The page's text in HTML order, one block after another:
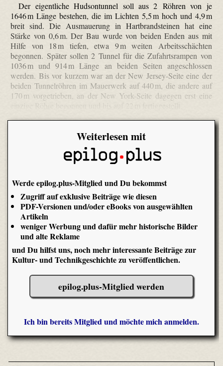
Der eigentliche Hudson­tunnel soll aus 2 Röhren von je
1646 m Länge bestehen, die im Lichten 5,5 m hoch und 4,9 m
breit sind. Die Aus­mauerung in Hartbrandsteinen hat eine
Stärke von 0,6 m. Der Bau wurde von beiden Enden aus mit
Hilfe von 18 m tiefen, etwa 9 m weiten Arbeitsschächten
begonnen. Später sollen 2 Tunnel für die Zufahrtsrampen von
1036 m und 914 m Länge an beiden Seiten angeschlossen
werden. Bis vor kurzem war an der New Jersey-Seite eine der
beiden Tunnelröhren im Mauerwerk auf 440 m, die andere auf
170 m vorgetrieben, an der New York-Seite dagegen erst eine
einzige Röhre begonnen und bis auf 22 m fertiggestellt.
Weiterlesen mit
Werde epilog.plus-Mitglied und Du bekommst
Zugriff auf exklusive Beiträge wie diesen
PDF-Versionen und/oder eBooks von ausgewählten
Artikeln
weniger Werbung und dafür mehr historische Bilder
und alte Reklame
und Du hilfst uns, noch mehr interessante Beiträge zur
Kultur- und Technikgeschichte zu veröffentlichen.
epilog.plus-Mitglied werden
Ich bin bereits Mitglied und möchte mich anmelden.